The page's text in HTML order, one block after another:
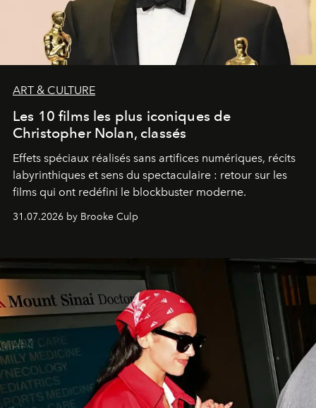
ART & CULTURE
Les 10 films les plus iconiques de
Christopher Nolan, classés
Effets spéciaux réalisés sans artifices numériques, récits
labyrinthiques et sens du spectaculaire : retour sur les
films qui ont redéfini le blockbuster moderne.
31.07.2026 by Brooke Culp